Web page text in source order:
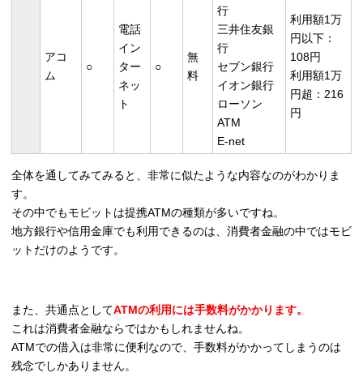
アコ
ム
○
電話
イン
ター
ネッ
ト
○
無
料
行
三井住友銀
行
セブン銀行
イオン銀行
ローソン
ATM
E-net
利用額1万
円以下：
108円
利用額1万
円超：216
円
全体を通してみてみると、非常に似たような内容なのがわかりま
す。
その中でもモビットは提携ATMの種類が多いですね。
地方銀行や信用金庫でも利用できるのは、消費者金融の中ではモビ
ットだけのようです。
また、共通点としてATMの利用には手数料がかかります。
これは消費者金融ならではかもしれませんね。
ATMでの借入は非常に便利なので、手数料がかかってしまうのは
残念でしかありません。